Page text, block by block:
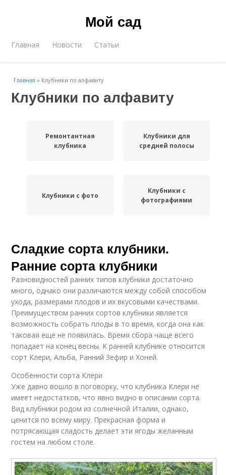
Мой сад
Главная Новости Статьи
Главная » Клубники по алфавиту
Клубники по алфавиту
Ремонтантная
клубника
Клубники для
средней полосы
Клубники с фото
Клубники с
фотографиями
Сладкие сорта клубники.
Ранние сорта клубники
Разновидностей ранних типов клубники достаточно
много, однако они различаются между собой способом
ухода, размерами плодов и их вкусовыми качествами.
Преимуществом ранних сортов клубники является
возможность собрать плоды в то время, когда она как
таковая еще не появилась. Время сбора чаще всего
попадает на конец весны. К ранней клубнике относится
сорт Клери, Альба, Ранний Зефир и Хоней.
Особенности сорта Клери
Уже давно вошло в поговорку, что клубника Клери не
имеет недостатков, что явно видно в описании сорта.
Вид клубники родом из солнечной Италии, однако,
ценится по всему миру. Прекрасная форма и
потрясающая сладость делает эти ягоды желанным
гостем на любом столе.